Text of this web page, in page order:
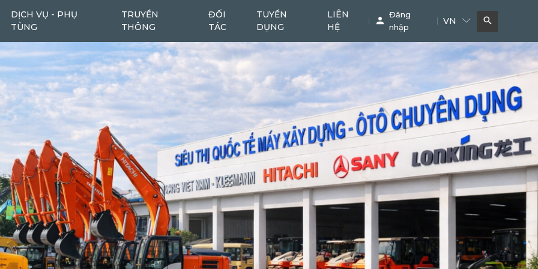
Máy cào bóc Máy cào bóc tái chế
1
Bơm bê tông
11
Cẩu
38
Máy san Ô tô Phụ kiện chuyên dụng Khác
DỊCH VỤ - PHỤ
TÙNG
TRUYỀN
THÔNG
ĐỐI
TÁC
TUYỂN
DỤNG
LIÊN
HỆ
Đăng
nhập
VN